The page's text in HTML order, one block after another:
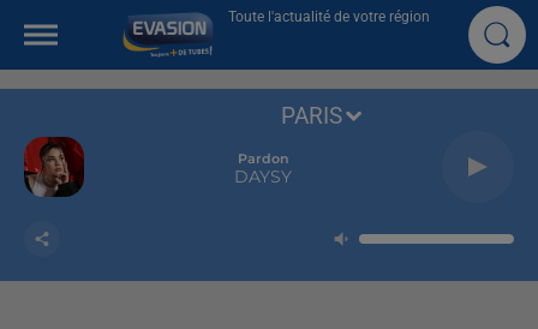
Toute l'actualité de votre région
Pardon
DAYSY
PARIS